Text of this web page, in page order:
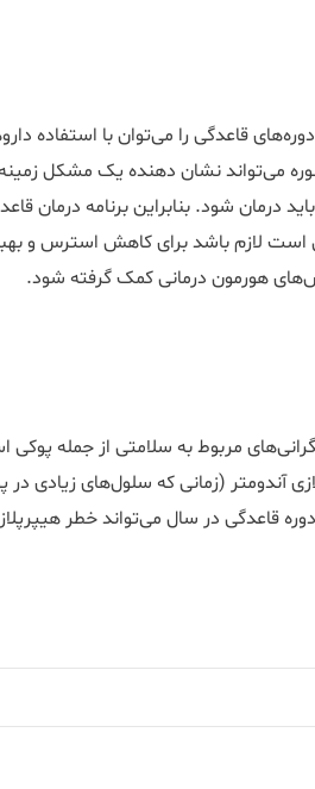
قاعدگی را می‌توان با استفاده
می‌تواند نشان دهنده یک مشکل
درمان شود. بنابراین برنامه درمان
لازم باشد برای کاهش استرس و
هورمون درمانی کمک گرفته شود.
مربوط به سلامتی از جمله
آندومتر (زمانی که سلول‌های
قاعدگی در سال می‌تواند خطر